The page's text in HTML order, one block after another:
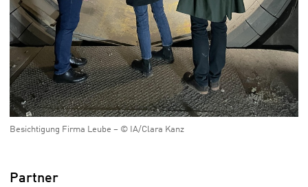
Besichtigung Firma Leube – © IA/Clara Kanz
Partner